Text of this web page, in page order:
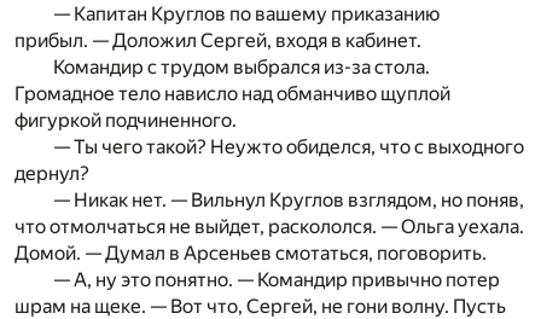
— Капитан Круглов по вашему приказанию
прибыл. — Доложил Сергей, входя в кабинет.
Командир с трудом выбрался из-за стола.
Громадное тело нависло над обманчиво щуплой
фигуркой подчиненного.
— Ты чего такой? Неужто обиделся, что с выходного
дернул?
— Никак нет. — Вильнул Круглов взглядом, но поняв,
что отмолчаться не выйдет, раскололся. — Ольга уехала.
Домой. — Думал в Арсеньев смотаться, поговорить.
— А, ну это понятно. — Командир привычно потер
шрам на щеке. — Вот что, Сергей, не гони волну. Пусть